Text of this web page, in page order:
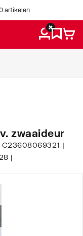
artikelen
zwaaideur
|
|